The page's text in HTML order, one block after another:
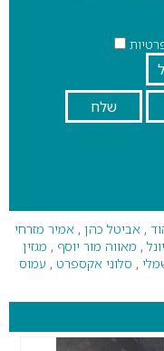
, אביטל כהן , אמיר מזרחי
, מאווה מור יוסף , מגזין
, סלוני אקספרט , עמוס